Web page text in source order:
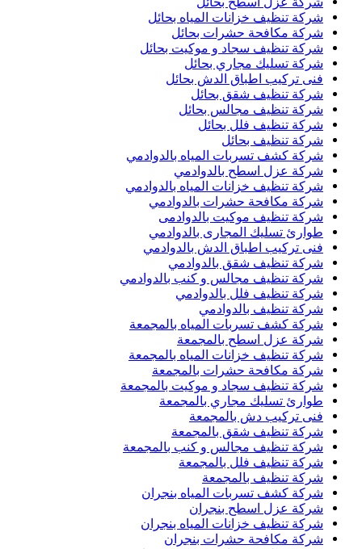
شركة تنظيف خزانات المياه بحائل
شركة مكافحة حشرات بحائل
شركة تنظيف سجاد و موكيت بحائل
شركة تسليك مجاري بحائل
فنى تركيب اطباق الدش بحائل
شركة تنظيف شقق بحائل
شركة تنظيف مجالس بحائل
شركة تنظيف فلل بحائل
شركة تنظيف بحائل
شركة كشف تسربات المياه بالدوادمي
شركة عزل اسطح بالدوادمي
شركة تنظيف خزانات المياه بالدوادمي
شركة مكافحة حشرات بالدوادمي
شركة تنظيف موكيت بالدوادمى
طوارئ تسليك المجارى بالدوادمي
فنى تركيب اطباق الدش بالدوادمي
شركة تنظيف شقق بالدوادمي
شركة تنظيف مجالس و كنب بالدوادمي
شركة تنظيف فلل بالدوادمي
شركة تنظيف بالدوادمي
شركة كشف تسربات المياه بالمجمعة
شركة عزل اسطح بالمجمعة
شركة تنظيف خزانات المياه بالمجمعة
شركة مكافحة حشرات بالمجمعة
شركة تنظيف سجاد و موكيت بالمجمعة
طوارئ تسليك مجاري بالمجمعة
فنى تركيب دش بالمجمعة
شركة تنظيف شقق بالمجمعة
شركة تنظيف مجالس و كنب بالمجمعة
شركة تنظيف فلل بالمجمعة
شركة تنظيف بالمجمعة
شركة كشف تسربات المياه بنجران
شركة عزل اسطح بنجران
شركة تنظيف خزانات المياه بنجران
شركة مكافحة حشرات بنجران